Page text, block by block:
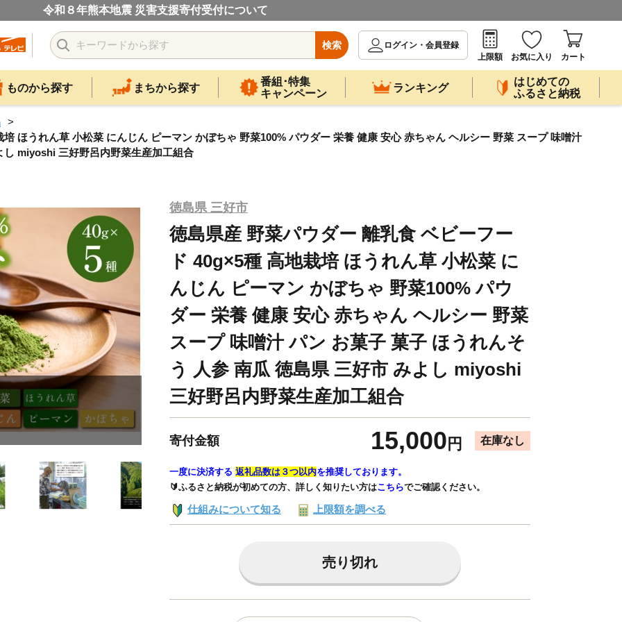
令和８年熊本地震 災害支援寄付受付について
検索
ログイン・会員登録
上限額
お気に入り カート
ものから探す まちから探す
番組･特集
キャンペーン
ランキング
はじめての
ふるさと納税
ほうれん草 小松菜 にんじん ピーマン かぼちゃ 野菜100% パウダー 栄養 健康 安心 赤ちゃん ヘルシー 野菜 スープ 味噌汁
miyoshi 三好野呂内野菜生産加工組合
徳島県 三好市
徳島県産 野菜パウダー 離乳食 ベビーフー
ド 40g×5種 高地栽培 ほうれん草 小松菜 に
んじん ピーマン かぼちゃ 野菜100% パウ
ダー 栄養 健康 安心 赤ちゃん ヘルシー 野菜
スープ 味噌汁 パン お菓子 菓子 ほうれんそ
う 人参 南瓜 徳島県 三好市 みよし miyoshi
三好野呂内野菜生産加工組合
寄付金額 15,000 円 在庫なし
一度に決済する 返礼品数は３つ以内を推奨しております。
🔰ふるさと納税が初めての方、詳しく知りたい方はこちらでご確認ください。
仕組みについて知る 上限額を調べる
売り切れ